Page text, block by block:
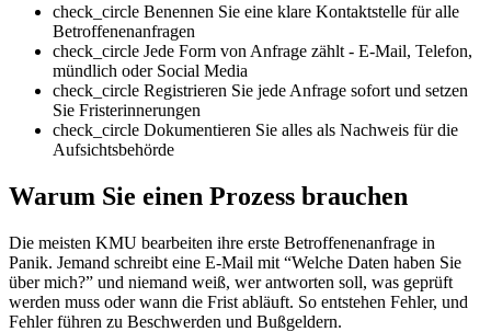
check_circle Benennen Sie eine klare Kontaktstelle für alle
Betroffenenanfragen
check_circle Jede Form von Anfrage zählt - E-Mail, Telefon,
mündlich oder Social Media
check_circle Registrieren Sie jede Anfrage sofort und setzen
Sie Fristerinnerungen
check_circle Dokumentieren Sie alles als Nachweis für die
Aufsichtsbehörde
Warum Sie einen Prozess brauchen
Die meisten KMU bearbeiten ihre erste Betroffenenanfrage in
Panik. Jemand schreibt eine E-Mail mit “Welche Daten haben Sie
über mich?” und niemand weiß, wer antworten soll, was geprüft
werden muss oder wann die Frist abläuft. So entstehen Fehler, und
Fehler führen zu Beschwerden und Bußgeldern.